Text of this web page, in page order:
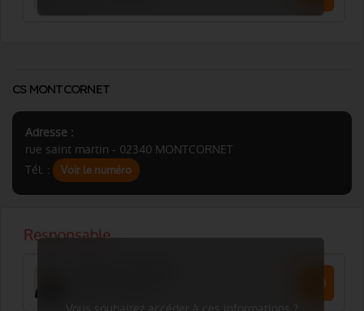
CS MONTCORNET
Adresse :
rue saint martin - 02340 MONTCORNET
Tél. :
Voir le numéro